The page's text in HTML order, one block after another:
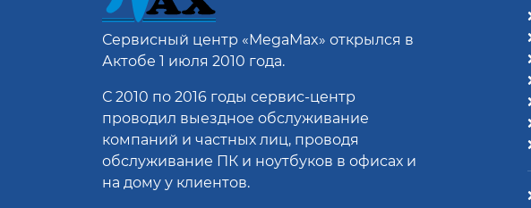
Сервисный центр «MegaMax» открылся в
Актобе 1 июля 2010 года.
С 2010 по 2016 годы сервис-центр
проводил выездное обслуживание
компаний и частных лиц, проводя
обслуживание ПК и ноутбуков в офисах и
на дому у клиентов.